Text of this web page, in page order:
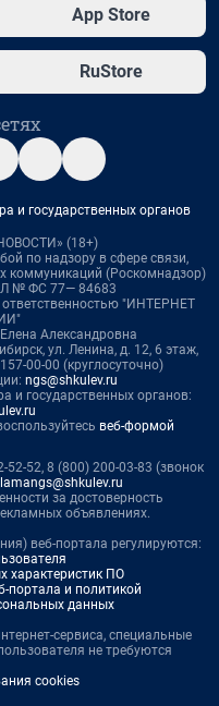
App Store
RuStore
и государственных органов
(18+)
по надзору в сфере связи,
коммуникаций (Роскомнадзор)
№ ФС 77— 84683
"ИНТЕРНЕТ
Александровна
ул. Ленина, д. 12, 6 этаж,
00-00 (круглосуточно)
ngs@shkulev.ru
и государственных органов:
веб-формой
52, 8 (800) 200-03-83 (звонок
за достоверность
объявлениях.
веб-портала регулируются:
характеристик ПО
портала и политикой
данных
сервиса, специальные
не требуются
cookies